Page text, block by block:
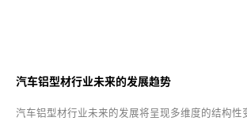
汽车铝型材行业未来的发展趋势
汽车铝型材行业未来的发展将呈现多维度的结构